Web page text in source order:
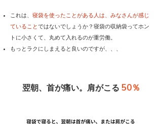
これは、 寝袋を使ったことがある人は、みなさんが感じ
ていることではないでしょうか？寝袋の収納袋ってホン
トに小さくて、丸めて入れるのが重労働。
もっとラクにしまえると良いのですが、、、
翌朝、首が痛い。肩がこる 50％